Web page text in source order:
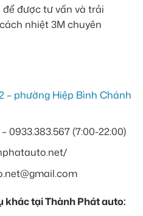
được tư vấn và trải
nhiệt 3M chuyên
– phường Hiệp Bình Chánh
0933.383.567 (7:00-22:00)
khác tại Thành Phát auto: